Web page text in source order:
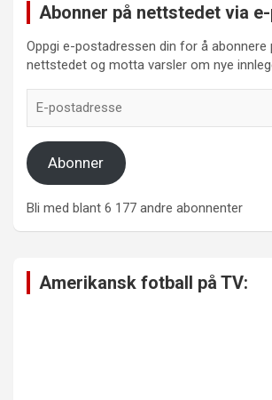
Abonner på nettstedet via
Oppgi e-postadressen din for å abonnere
nettstedet og motta varsler om nye
postadresse
Abonner
Bli med blant 6 177 andre abonnenter
Amerikansk fotball på TV: